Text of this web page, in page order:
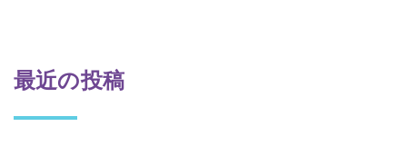
最近の投稿